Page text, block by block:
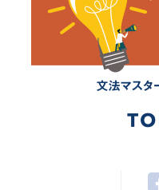
いますね」ということ